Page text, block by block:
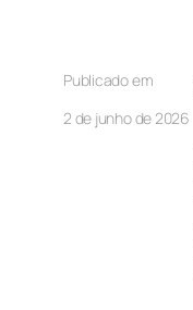
Publicado em
2 de junho de 2026